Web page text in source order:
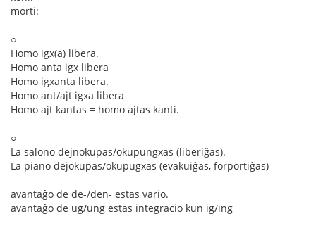
morti:
○
Homo igx(a) libera.
Homo anta igx libera
Homo igxanta libera.
Homo ant/ajt igxa libera
Homo ajt kantas = homo ajtas kanti.
○
La salono dejnokupas/okupungxas (liberiĝas).
La piano dejokupas/okupugxas (evakuiĝas, forportiĝas)
avantaĝo de de-/den- estas vario.
avantaĝo de ug/ung estas integracio kun ig/ing